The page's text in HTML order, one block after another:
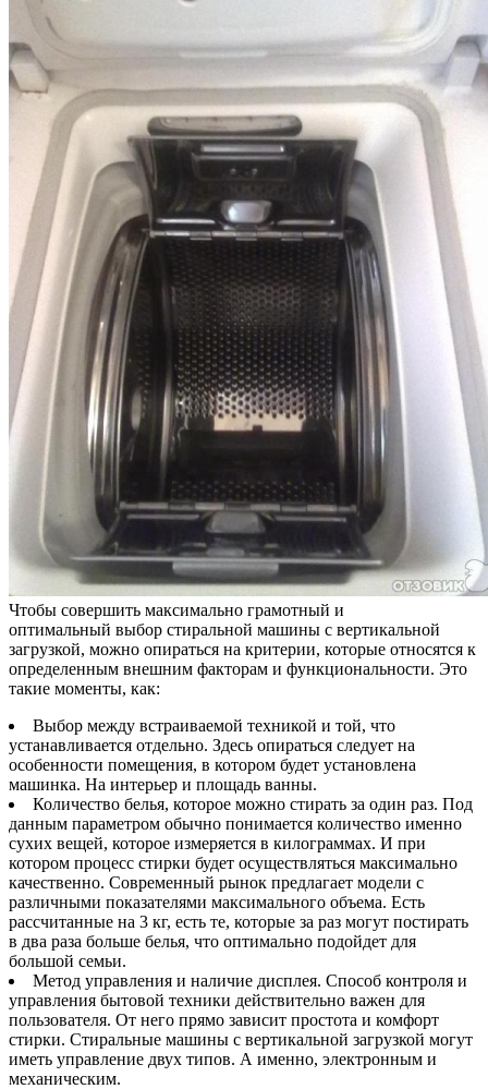
Чтобы совершить максимально грамотный и
оптимальный выбор стиральной машины с вертикальной
загрузкой, можно опираться на критерии, которые относятся к
определенным внешним факторам и функциональности. Это
такие моменты, как:
Выбор между встраиваемой техникой и той, что
устанавливается отдельно. Здесь опираться следует на
особенности помещения, в котором будет установлена
машинка. На интерьер и площадь ванны.
Количество белья, которое можно стирать за один раз. Под
данным параметром обычно понимается количество именно
сухих вещей, которое измеряется в килограммах. И при
котором процесс стирки будет осуществляться максимально
качественно. Современный рынок предлагает модели с
различными показателями максимального объема. Есть
рассчитанные на 3 кг, есть те, которые за раз могут постирать
в два раза больше белья, что оптимально подойдет для
большой семьи.
Метод управления и наличие дисплея. Способ контроля и
управления бытовой техники действительно важен для
пользователя. От него прямо зависит простота и комфорт
стирки. Стиральные машины с вертикальной загрузкой могут
иметь управление двух типов. А именно, электронным и
механическим.